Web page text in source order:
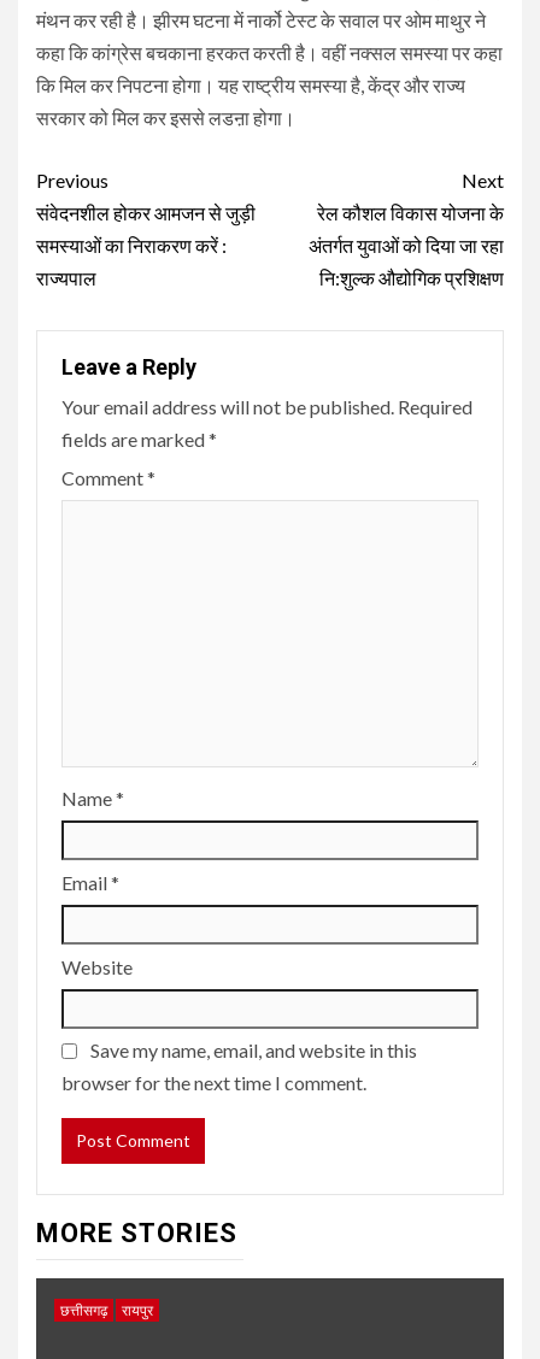
मंथन कर रही है। झीरम घटना में नार्को टेस्ट के सवाल पर ओम माथुर ने
कहा कि कांग्रेस बचकाना हरकत करती है। वहीं नक्सल समस्या पर कहा
कि मिल कर निपटना होगा। यह राष्ट्रीय समस्या है, केंद्र और राज्य
सरकार को मिल कर इससे लडऩा होगा।
Continue
Reading
Previous
संवेदनशील होकर आमजन से जुड़ी
समस्याओं का निराकरण करें :
राज्यपाल
Next
रेल कौशल विकास योजना के
अंतर्गत युवाओं को दिया जा रहा
नि:शुल्क औद्योगिक प्रशिक्षण
Leave a Reply
Your email address will not be published. Required
fields are marked*
Comment*
Name*
Email*
Website
Save my name, email, and website in this
browser for the next time I comment.
MORE STORIES
छत्तीसगढ़ रायपुर